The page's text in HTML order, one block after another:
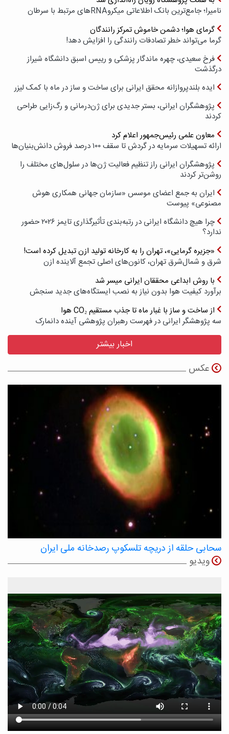
نامیرا؛ جامع‌ترین بانک اطلاعاتی میکروRNAهای مرتبط با سرطان
گرمای هوا؛ دشمن خاموش تمرکز رانندگان
گرما می‌تواند خطر تصادفات رانندگی را افزایش دهد!
فرخ سعیدی، چهره ماندگار پزشکی و رییس اسبق دانشگاه شیراز
درگذشت
ایده بلندپروازانه محقق ایرانی برای ساخت و ساز در ماه با کمک لیزر
پژوهشگران ایرانی، بستر جدیدی برای ژن‌درمانی و رگ‌زایی طراحی
کردند
معاون علمی رئیس‌جمهور اعلام کرد
ارائه تسهیلات سرمایه در گردش تا سقف ۱۰۰ درصد فروش دانش‌بنیان‌ها
پژوهشگران ایرانی راز تنظیم فعالیت ژن‌ها در سلول‌های مختلف را
روشن‌تر کردند
ایران به جمع اعضای موسس «سازمان جهانی همکاری هوش
مصنوعی» پیوست
چرا هیچ دانشگاه ایرانی در رتبه‌بندی تأثیرگذاری تایمز ۲۰۲۶ حضور
ندارد؟
«جزیره گرمایی»، تهران را به کارخانه تولید ازن تبدیل کرده است!
شرق و شمال‌شرق تهران، کانون‌های اصلی تجمع آلاینده ازن
با روش ابداعی محققان ایرانی میسر شد
برآورد کیفیت هوا بدون نیاز به نصب ایستگاه‌های جدید سنجش
از ساخت و ساز با غبار ماه تا جذب مستقیم CO₂ هوا
سه پژوهشگر ایرانی در فهرست رهبران پژوهشی آینده دانمارک
اخبار بیشتر
عکس
سحابی حلقه از دریچه تلسکوپ رصدخانه ملی ایران
ویدیو